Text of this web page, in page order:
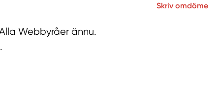
Skriv omdöme
Webbyråer ännu.